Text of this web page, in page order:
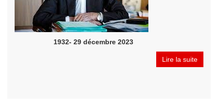
1932- 29 décembre 2023
Lire la suite